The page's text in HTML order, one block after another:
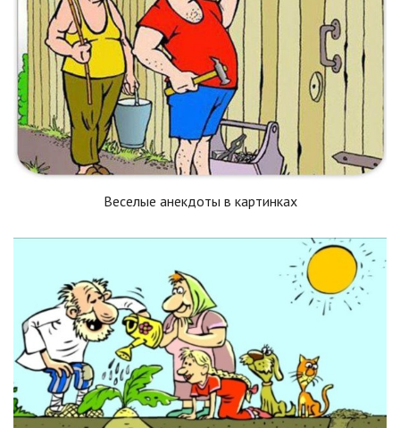
Веселые анекдоты в картинках